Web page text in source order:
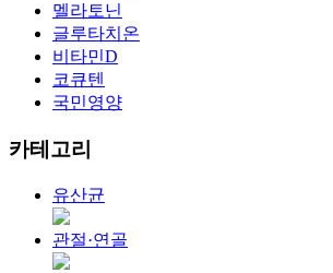
멜라토닌
글루타치온
비타민D
코큐텐
국민영양
카테고리
유산균
관절·연골